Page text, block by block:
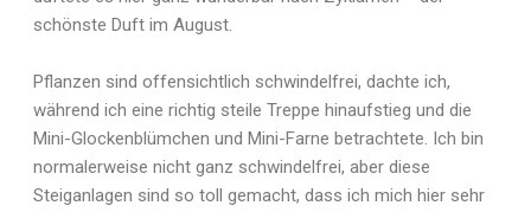
schönste Duft im August.
Pflanzen sind offensichtlich schwindelfrei, dachte ich,
während ich eine richtig steile Treppe hinaufstieg und die
Mini-Glockenblümchen und Mini-Farne betrachtete. Ich bin
normalerweise nicht ganz schwindelfrei, aber diese
Steiganlagen sind so toll gemacht, dass ich mich hier sehr